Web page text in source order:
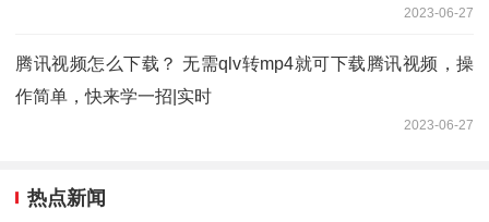
2023-06-27
腾讯视频怎么下载？ 无需qlv转mp4就可下载腾讯视频，操
作简单，快来学一招|实时
2023-06-27
热点新闻